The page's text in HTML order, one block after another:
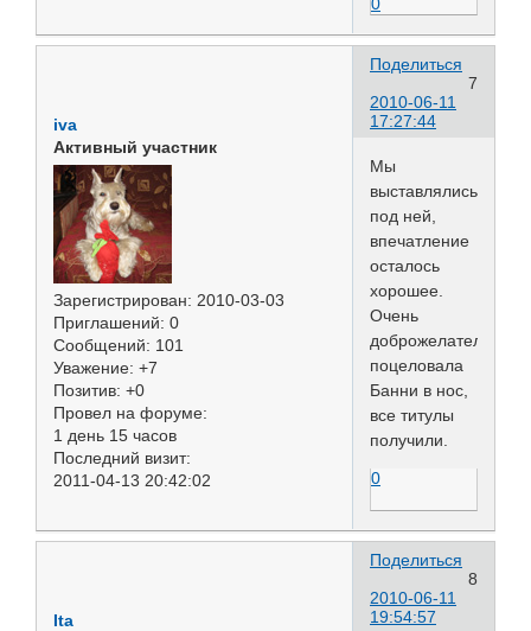
Поделиться
7
2010-06-11
17:27:44
iva
Активный участник
Зарегистрирован: 2010-03-03
Приглашений: 0
Сообщений: 101
Уважение: +7
Позитив: +0
Провел на форуме:
1 день 15 часов
Последний визит:
2011-04-13 20:42:02
Мы
выставлялись
под ней,
впечатление
осталось
хорошее.
Очень
доброжелательна,
поцеловала
Банни в нос,
все титулы
получили.
0
Поделиться
8
2010-06-11
19:54:57
Ita